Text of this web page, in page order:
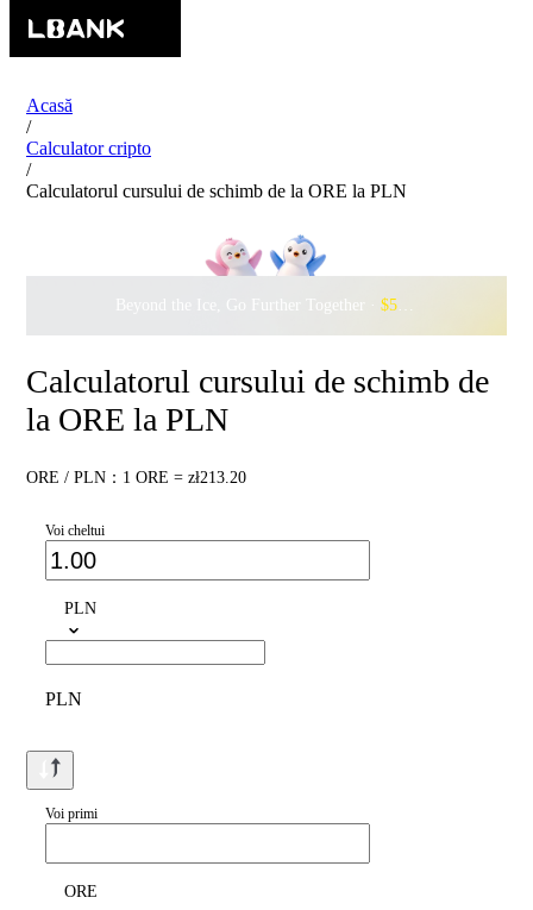
Acasă
/
Calculator cripto
/
Calculatorul cursului de schimb de la ORE la PLN
Beyond the Ice, Go Further Together · $500,000
Calculatorul cursului de schimb de
la ORE la PLN
ORE / PLN：1 ORE = zł213.20
Voi cheltui
PLN
PLN
Voi primi
ORE